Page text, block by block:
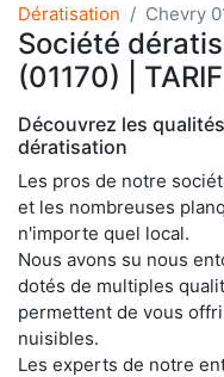
Dératisation Chevry
Société
(01170) | TARIF
Découvrez les
dératisation
Les pros de notre
et les nombreuses
n'importe quel local.
Nous avons su nous
dotés de multiples
permettent de vous
nuisibles.
Les experts de notre